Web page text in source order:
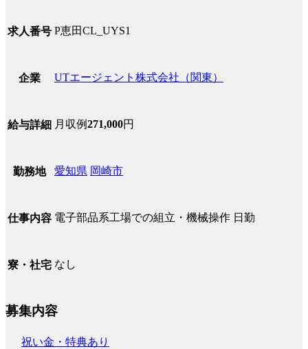
求人番号 P恵田CL_UYS1
企業 UTエージェント株式会社（関東）
給与詳細 月収例271,000円
勤務地 愛知県 岡崎市
仕事内容 電子部品系工場での組立・機械操作 日勤
寮・社宅 なし
募集内容
祝い金・特典あり